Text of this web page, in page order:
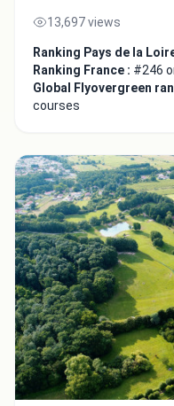
13,697 views
Ranking Pays de la
Ranking France : #246
Global Flyovergreen
courses